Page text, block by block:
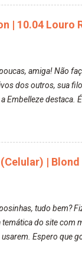
Adorei o
"Minha mãe é
o DekapColor
| 10.04 Louro
amiga! Não
dos outros, sua
Embelleze destaca.
liberdade para
Após 30 minutos no
no banho e notei
(Já ensinamos
cronograma-
É uma tintura fácil
Cabelo antes da
| Blond
tudo bem?
temática do site com
Espero que